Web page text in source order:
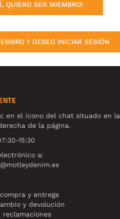
QUIERO SER MIEMBRO!
Y DESEO INICIAR SESIÓN
en el ícono del chat situado en la
de la página.
15:30
a:
y entrega
y devolución
reclamaciones